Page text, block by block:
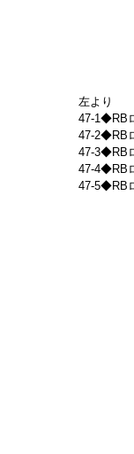
左より
47-1◆RB
47-2◆RB
47-3◆RB
47-4◆RB
47-5◆RB